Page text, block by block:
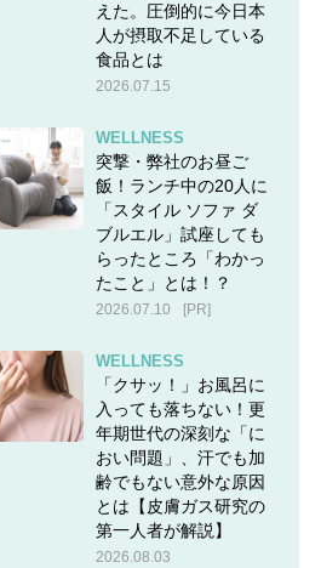
えた。圧倒的に今日本
人が摂取不足している
食品とは
2026.07.15
WELLNESS
突撃・弊社のお昼ご
飯！ランチ中の20人に
「スタイル ソファ ダ
ブルエル」試座しても
らったところ「わかっ
たこと」とは！？
2026.07.10 [PR]
WELLNESS
「クサッ！」お風呂に
入っても落ちない！更
年期世代の深刻な「に
おい問題」、汗でも加
齢でもない意外な原因
とは【皮膚ガス研究の
第一人者が解説】
2026.08.03